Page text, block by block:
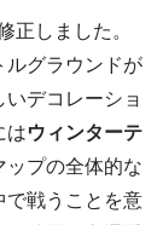
しました。
ルグラウンドが
デコレーショ
はウィンターテ
プの全体的な
で戦うことを意